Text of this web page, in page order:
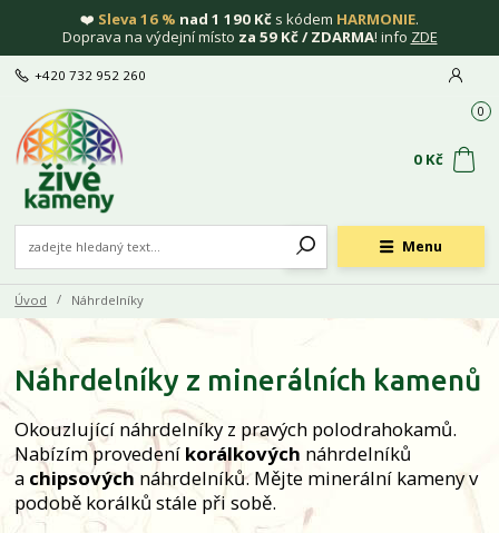
❤️ Sleva 16 % nad 1 190 Kč s kódem HARMONIE.
Doprava na výdejní místo za 59 Kč / ZDARMA! info ZDE
Menu
+420 732 952 260
0
0 Kč
Úvod Náhrdelníky
Náhrdelníky z minerálních kamenů
Okouzlující náhrdelníky z pravých polodrahokamů.
Nabízím provedení korálkových náhrdelníků
a chipsových náhrdelníků. Mějte minerální kameny v
podobě korálků stále při sobě.